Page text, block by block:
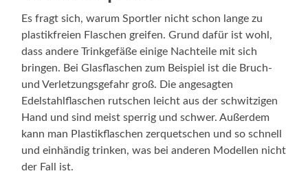
Es fragt sich, warum Sportler nicht schon lange zu
plastikfreien Flaschen greifen. Grund dafür ist wohl,
dass andere Trinkgefäße einige Nachteile mit sich
bringen. Bei Glasflaschen zum Beispiel ist die Bruch-
und Verletzungsgefahr groß. Die angesagten
Edelstahlflaschen rutschen leicht aus der schwitzigen
Hand und sind meist sperrig und schwer. Außerdem
kann man Plastikflaschen zerquetschen und so schnell
und einhändig trinken, was bei anderen Modellen nicht
der Fall ist.